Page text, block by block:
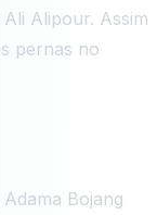
Alipour. Assim
pernas no
Bojang